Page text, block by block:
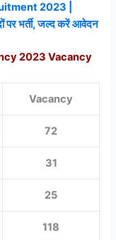
2023 |
पर भर्ती, जल्द करें आवेदन
2023 Vacancy
Vacancy
72
31
25
118